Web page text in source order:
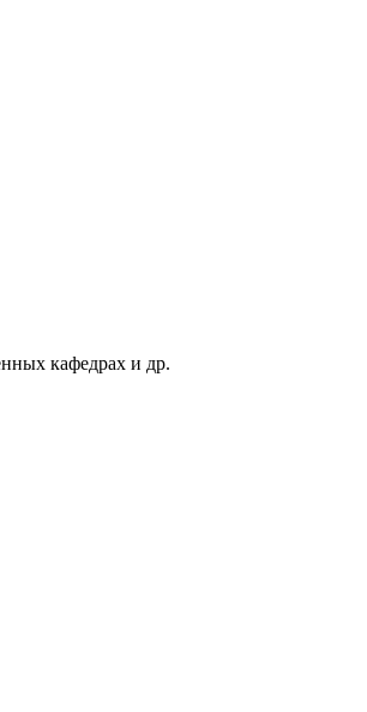
кафедрах и др.